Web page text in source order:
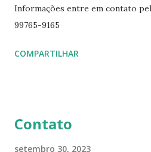
mensagens diárias traz uma
ano. Passagens bíblicas,
Diário da Rádio Trans mundial a
Informações entre em contato
99765-9165
COMPARTILHAR
Contato
setembro 30, 2023